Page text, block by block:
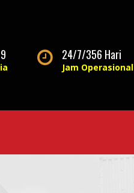
24/7/356 Hari
Jam Operasional